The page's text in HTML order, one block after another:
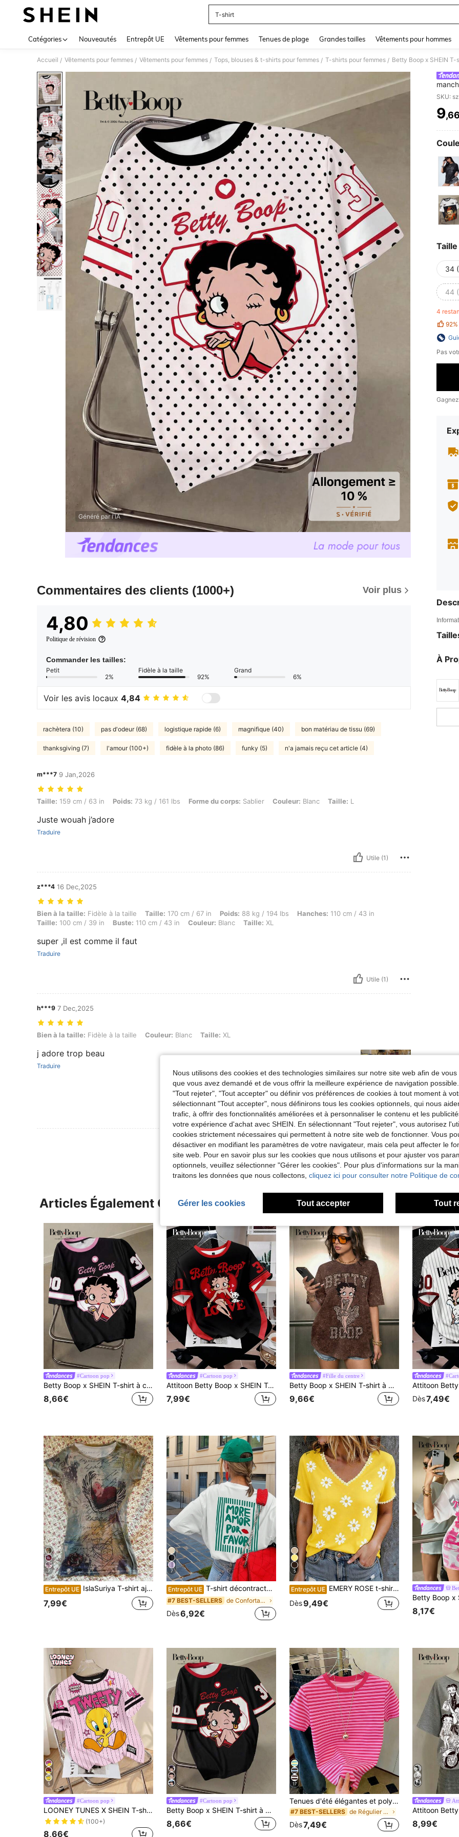
T-shirt
Catégories Nouveautés Entrepôt UE Vêtements pour femmes Tenues de plage Grandes tailles Vêtements pour hommes
Accueil / Vêtements pour femmes / Vêtements pour femmes / Tops, blouses & t-shirts pour femmes / T-shirts pour femmes /
Généré par l'IA
Commentaires des clients (1000+) Voir plus
4,80
Politique de révision
Commander les tailles:
Petit
2%
Fidèle à la taille
92%
Grand
6%
Voir les avis locaux 4,84
rachètera (10) pas d'odeur (68) logistique rapide (6) magnifique (40) bon matériau de tissu (69)
thanksgiving (7) l'amour (100+) fidèle à la photo (86) funky (5) n'a jamais reçu cet article (4)
m***7 9 Jan,2026
Taille: 159 cm / 63 in, Poids: 73 kg / 161 lbs, Forme du corps: Sablier, Couleur: Blanc, Taille: L
Taille: 159 cm / 63 in Poids: 73 kg / 161 lbs Forme du corps: Sablier Couleur: Blanc Taille: L
Juste wouah j’adore
Traduire
Utile (1)
z***4 16 Dec,2025
Bien à la taille: Fidèle à la taille, Taille: 170 cm / 67 in, Poids: 88 kg / 194 lbs, Hanches: 110 cm / 43 in, Taille: 100 cm / 39 in, Buste: 110 cm / 43 in,
Bien à la taille: Fidèle à la taille Taille: 170 cm / 67 in Poids: 88 kg / 194 lbs Hanches: 110 cm / 43 in
Taille: 100 cm / 39 in Buste: 110 cm / 43 in Couleur: Blanc Taille: XL
super ,il est comme il faut
Traduire
Utile (1)
h***9 7 Dec,2025
Bien à la taille: Fidèle à la taille, Couleur: Blanc, Taille: XL
Bien à la taille: Fidèle à la taille Couleur: Blanc Taille: XL
j adore trop beau
Traduire
Utile (2)
Voir Plus D'avis
9
Taille
34
44
4
92%
Pas
À
Articles Également Consultés
#Cartoon pop
Betty Boop x SHEIN T-shirt à col rond à manches courtes avec imprimé de lettres et de personnages de dessin animé pour femmes
8,66€
#Cartoon pop
Attitoon Betty Boop x SHEIN T-shirt ample à col rond et manches courtes, style décontracté et minimaliste pour femmes
7,99€
#Fille du centre
Betty Boop x SHEIN T-shirt à manches courtes col rond pour femmes, imprimé léopard vintage, lettres et personnages de dessin animé, style décontracté, été
9,66€
Dès7,49€
7
Entrepôt UE IslaSuriya T-shirt ajusté à manches courtes avec imprimé numérique pour femmes
7,99€
7
Entrepôt UE T-shirt décontracté à manches courtes et col rond pour femmes - motif imprimé, tissu doux et confortable, lavable en machine, Top d'été blanc
#7 BEST-SELLERS de Confortable Hauts, chemisiers et t-shirts pour
Dès6,92€
5
Entrepôt UE EMERY ROSE t-shirt col V classique pour femme, imprimé numérique marguerite, avec garniture en dentelle florale, style minimaliste à la mode. Cadeau pour les amis
Dès9,49€
8,17€
5
#Cartoon pop
LOONEY TUNES X SHEIN T-shirt à manches courtes col rond, motif rayé et dessin animé, style décontracté pour femme, été
(100+)
8,66€
#Cartoon pop
Betty Boop x SHEIN T-shirt à manches courtes col rond, motif dessin animé blocs de couleurs, décontracté, été pour femmes
8,66€
17
Tenues d'été élégantes et polyvalentes à rayures rose-marron style Y2K pour femmes, tenues de vacances, tenues de plage, t-shirt simple à col rond et manches courtes décontracté pour femmes, esthétique
#7 BEST-SELLERS de Régulier T-shirts pour femmes
Dès7,49€ 8,99€
Nous utilisons des cookies et des technologies similaires sur notre site web afin de
que vous avez demandé et de vous offrir la meilleure expérience de navigation
"Tout rejeter", "Tout accepter" ou définir vos préférences de cookies à tout moment à
sélectionnant "Tout accepter", nous définirons tous les cookies optionnels, qui nous
trafic, à offrir des fonctionnalités améliorées et à personnaliser le contenu et les
votre expérience d'achat avec SHEIN. En sélectionnant "Tout rejeter", vous autorisez
cookies strictement nécessaires qui permettent à notre site web de fonctionner. Vous
désactiver en modifiant les paramètres de votre navigateur, mais cela peut affecter le
site web. Pour en savoir plus sur les cookies que nous utilisons et pour ajuster vos
optionnels, veuillez sélectionner "Gérer les cookies". Pour plus d'informations sur la
traitons les données que nous collectons, cliquez ici pour consulter notre Politique de
Gérer les cookies Tout accepter Tout